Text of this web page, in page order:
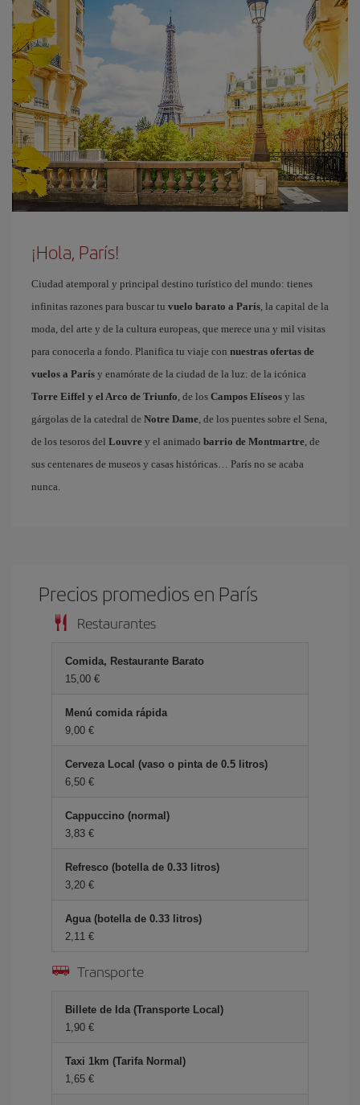
¡Hola, París!
Ciudad atemporal y principal destino turístico del mundo: tienes
infinitas razones para buscar tu vuelo barato a París, la capital de la
moda, del arte y de la cultura europeas, que merece una y mil visitas
para conocerla a fondo. Planifica tu viaje con nuestras ofertas de
vuelos a París y enamórate de la ciudad de la luz: de la icónica
Torre Eiffel y el Arco de Triunfo, de los Campos Elíseos y las
gárgolas de la catedral de Notre Dame, de los puentes sobre el Sena,
de los tesoros del Louvre y el animado barrio de Montmartre, de
sus centenares de museos y casas históricas… París no se acaba
nunca.
Precios promedios en París
Restaurantes
Comida, Restaurante Barato
15,00 €
Menú comida rápida
9,00 €
Cerveza Local (vaso o pinta de 0.5 litros)
6,50 €
Cappuccino (normal)
3,83 €
Refresco (botella de 0.33 litros)
3,20 €
Agua (botella de 0.33 litros)
2,11 €
Transporte
Billete de Ida (Transporte Local)
1,90 €
Taxi 1km (Tarifa Normal)
1,65 €